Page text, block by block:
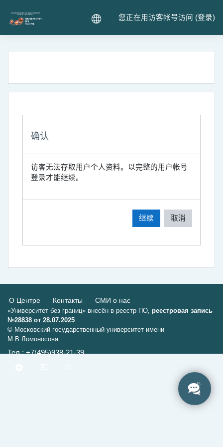
您正在用访客帐号访问 (登录)
确认
访客无法存取用户个人资料。以完整的用户帐号
登录才能继续。
继续 取消
О Центре Контакты СМИ о нас
«Университет без границ» внесён в реестр ПО, реестровая запись
№28838 от 28.07.2025
© Московский государственный университет имени
М.В.Ломоносова
Тел.: +7(495)938-21-39